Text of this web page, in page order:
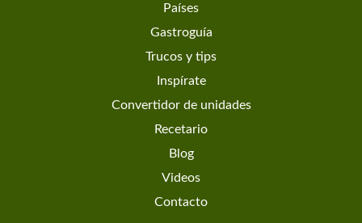
Países
Gastroguía
Trucos y tips
Inspírate
Convertidor de unidades
Recetario
Blog
Videos
Contacto